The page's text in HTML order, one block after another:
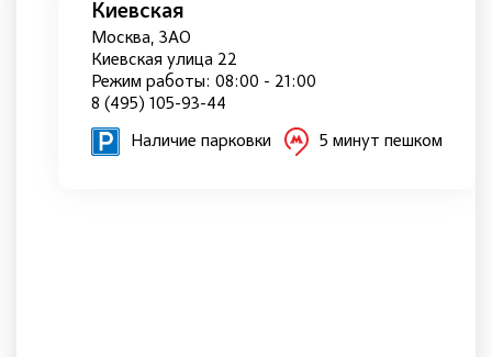
Киевская
Москва, ЗАО
Киевская улица 22
Режим работы: 08:00 - 21:00
8 (495) 105-93-44
Наличие парковки 5 минут пешком